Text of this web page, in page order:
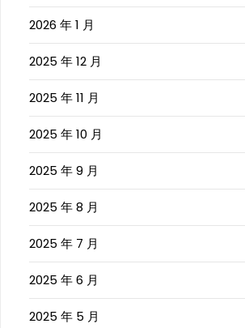
2026 年 1 月
2025 年 12 月
2025 年 11 月
2025 年 10 月
2025 年 9 月
2025 年 8 月
2025 年 7 月
2025 年 6 月
2025 年 5 月